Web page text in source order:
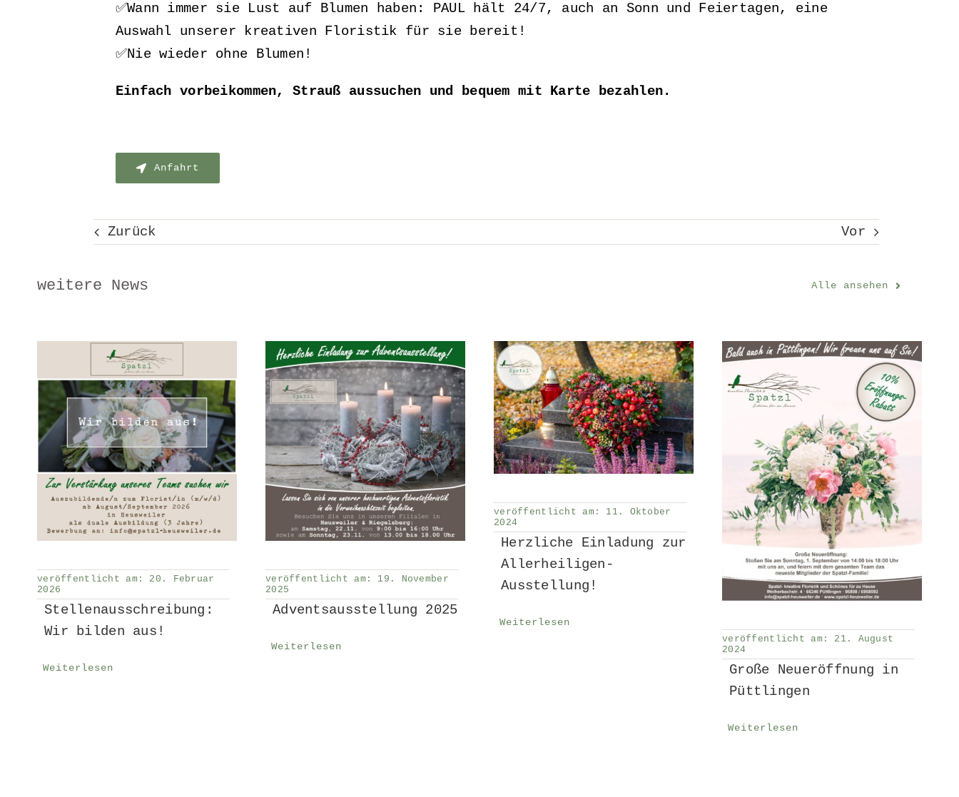
✅Wann immer sie Lust auf Blumen haben: PAUL hält 24/7, auch an Sonn und Feiertagen, eine
Auswahl unserer kreativen Floristik für sie bereit!
✅Nie wieder ohne Blumen!
Einfach vorbeikommen, Strauß aussuchen und bequem mit Karte bezahlen.
Anfahrt
Zurück Vor
weitere News Alle ansehen
veröffentlicht am: 20. Februar
2026
Stellenausschreibung:
Wir bilden aus!
Weiterlesen
veröffentlicht am: 19. November
2025
Adventsausstellung 2025
Weiterlesen
veröffentlicht am: 11. Oktober
2024
Herzliche Einladung zur
Allerheiligen-
Ausstellung!
Weiterlesen
veröffentlicht am: 21. August
2024
Große Neueröffnung in
Püttlingen
Weiterlesen